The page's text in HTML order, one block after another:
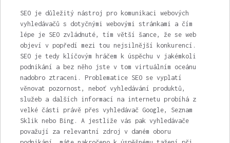
SEO je důležitý nástroj pro komunikaci webových
vyhledávačů s dotyčnými webovými stránkami a čím
lépe je SEO zvládnuté, tím větší šance, že se web
objeví v popředí mezi tou nejsilnější konkurencí.
SEO je tedy klíčovým hráčem k úspěchu v jakémkoli
podnikání a bez něho jste v tom virtuálním oceánu
nadobro ztraceni. Problematice SEO se vyplatí
věnovat pozornost, neboť vyhledávání produktů,
služeb a dalších informací na internetu probíhá z
velké části právě přes vyhledávač Google, Seznam
Sklik nebo Bing. A jestliže vás pak vyhledávače
považují za relevantní zdroj v daném oboru